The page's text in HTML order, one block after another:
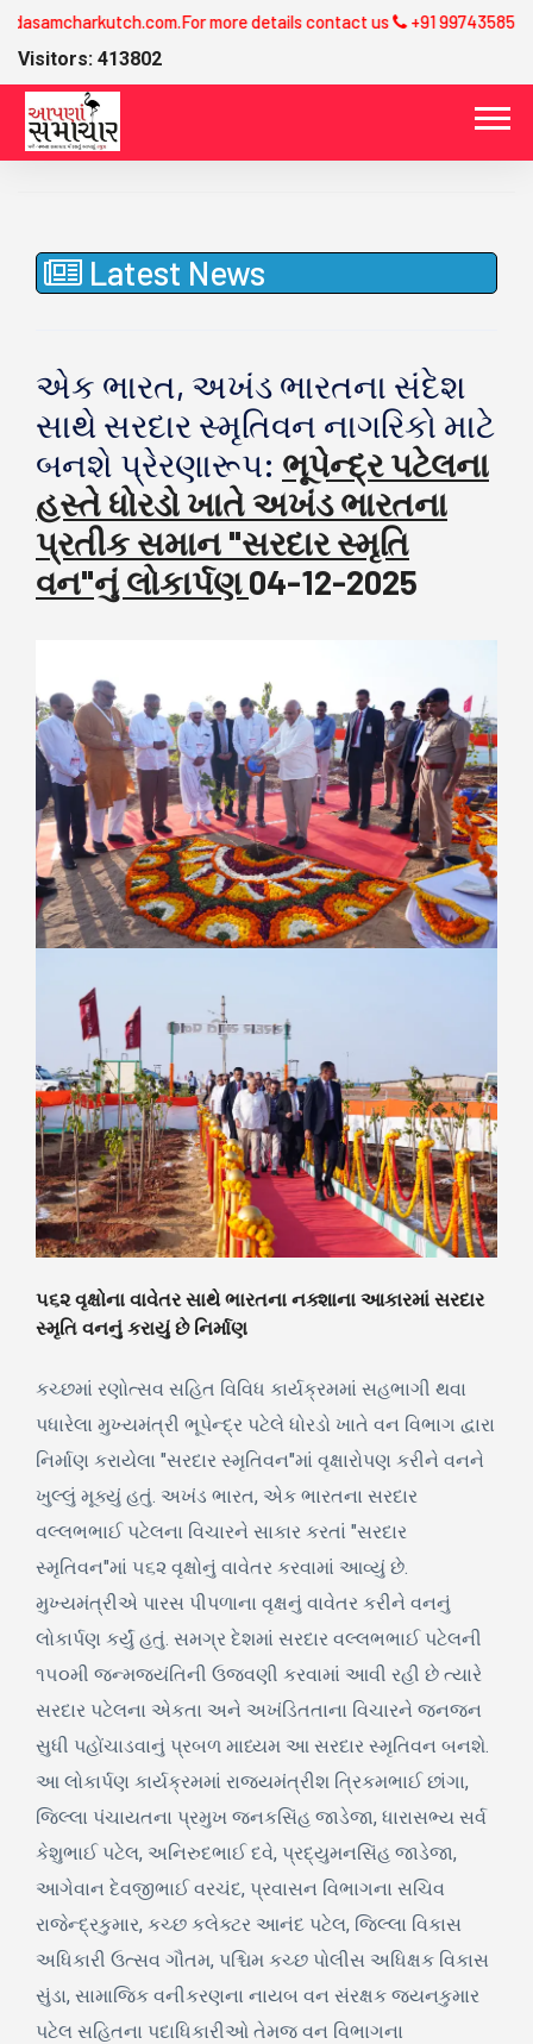
details contact us +91 9974358581
Visitors: 413802
Latest News
એક ભારત, અખંડ ભારતના સંદેશ
સાથે સરદાર સ્મૃતિવન નાગરિકો માટે
બનશે પ્રેરણારૂપ: ભૂપેન્દ્ર પટેલના
હસ્તે ધોરડો ખાતે અખંડ ભારતના
પ્રતીક સમાન "સરદાર સ્મૃતિ
વન"નું લોકાર્પણ04-12-2025
૫૬૨ વૃક્ષોના વાવેતર સાથે ભારતના નક્શાના આકારમાં સરદાર
સ્મૃતિ વનનું કરાયું છે નિર્માણ
કચ્છમાં રણોત્સવ સહિત વિવિધ કાર્યક્રમમાં સહભાગી થવા
પધારેલા મુખ્યમંત્રી ભૂપેન્દ્ર પટેલે ધોરડો ખાતે વન વિભાગ દ્વારા
નિર્માણ કરાયેલા "સરદાર સ્મૃતિવન"માં વૃક્ષારોપણ કરીને વનને
ખુલ્લું મૂક્યું હતું. અખંડ ભારત, એક ભારતના સરદાર
વલ્લભભાઈ પટેલના વિચારને સાકાર કરતાં "સરદાર
સ્મૃતિવન"માં ૫૬૨ વૃક્ષોનું વાવેતર કરવામાં આવ્યું છે.
મુખ્યમંત્રીએ પારસ પીપળાના વૃક્ષનું વાવેતર કરીને વનનું
લોકાર્પણ કર્યું હતું. સમગ્ર દેશમાં સરદાર વલ્લભભાઈ પટેલની
૧૫૦મી જન્મજયંતિની ઉજવણી કરવામાં આવી રહી છે ત્યારે
સરદાર પટેલના એકતા અને અખંડિતતાના વિચારને જનજન
સુધી પહોંચાડવાનું પ્રબળ માધ્યમ આ સરદાર સ્મૃતિવન બનશે.
આ લોકાર્પણ કાર્યક્રમમાં રાજ્યમંત્રીશ ત્રિકમભાઈ છાંગા,
જિલ્લા પંચાયતના પ્રમુખ જનકસિંહ જાડેજા, ધારાસભ્ય સર્વ
કેશુભાઈ પટેલ, અનિરુદભાઈ દવે, પ્રદ્યુમનસિંહ જાડેજા,
આગેવાન દેવજીભાઈ વરચંદ, પ્રવાસન વિભાગના સચિવ
રાજેન્દ્રકુમાર, કચ્છ કલેક્ટર આનંદ પટેલ, જિલ્લા વિકાસ
અધિકારી ઉત્સવ ગૌતમ, પશ્ચિમ કચ્છ પોલીસ અધિક્ષક વિકાસ
સુંડા, સામાજિક વનીકરણના નાયબ વન સંરક્ષક જયનકુમાર
પટેલ સહિતના પદાધિકારીઓ તેમજ વન વિભાગના